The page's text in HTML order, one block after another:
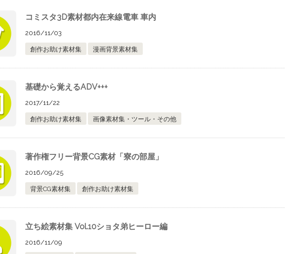
コミスタ3D素材都内在来線電車 車内
2016/11/03
創作お助け素材集 漫画背景素材集
基礎から覚えるADV+++
2017/11/22
創作お助け素材集 画像素材集・ツール・その他
著作権フリー背景CG素材「寮の部屋」
2016/09/25
背景CG素材集 創作お助け素材集
立ち絵素材集 Vol.10ショタ弟ヒーロー編
2016/11/09